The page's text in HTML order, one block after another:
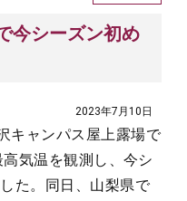
今シーズン初め
2023年7月10日
キャンパス屋上露場で
気温を観測し、今シ
た。同日、山梨県で